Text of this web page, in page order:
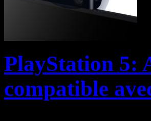
PlayStation 5:
compatible